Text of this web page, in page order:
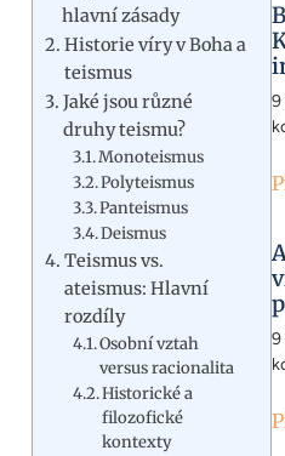
hlavní zásady
Historie víry v Boha a
teismus
Jaké jsou různé
druhy teismu?
Monoteismus
Polyteismus
Panteismus
Deismus
Teismus vs.
ateismus: Hlavní
rozdíly
Osobní vztah
versus racionalita
Historické a
filozofické
kontexty
9
9